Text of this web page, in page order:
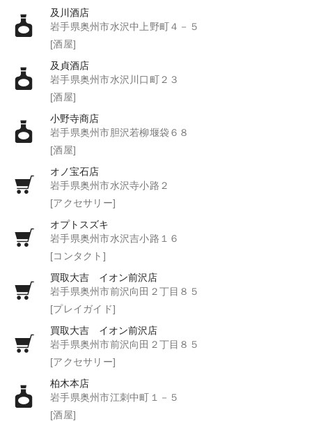
及川酒店
岩手県奥州市水沢中上野町４－５
[酒屋]
及貞酒店
岩手県奥州市水沢川口町２３
[酒屋]
小野寺商店
岩手県奥州市胆沢若柳堰袋６８
[酒屋]
オノ宝石店
岩手県奥州市水沢寺小路２
[アクセサリー]
オプトスズキ
岩手県奥州市水沢吉小路１６
[コンタクト]
買取大吉 イオン前沢店
岩手県奥州市前沢向田２丁目８５
[プレイガイド]
買取大吉 イオン前沢店
岩手県奥州市前沢向田２丁目８５
[アクセサリー]
柏木本店
岩手県奥州市江刺中町１－５
[酒屋]